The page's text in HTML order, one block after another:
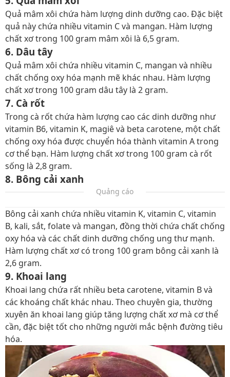
Quả mâm xôi chứa hàm lượng dinh dưỡng cao. Đặc biệt
quả này chứa nhiều vitamin C và mangan. Hàm lượng
chất xơ trong 100 gram mâm xôi là 6,5 gram.
6. Dâu tây
Quả mâm xôi chứa nhiều vitamin C, mangan và nhiều
chất chống oxy hóa mạnh mẽ khác nhau. Hàm lượng
chất xơ trong 100 gram dâu tây là 2 gram.
7. Cà rốt
Trong cà rốt chứa hàm lượng cao các dinh dưỡng như
vitamin B6, vitamin K, magiê và beta carotene, một chất
chống oxy hóa được chuyển hóa thành vitamin A trong
cơ thể bạn. Hàm lượng chất xơ trong 100 gram cà rốt
sống là 2,8 gram.
8. Bông cải xanh
Quảng cáo
Bông cải xanh chứa nhiều vitamin K, vitamin C, vitamin
B, kali, sắt, folate và mangan, đồng thời chứa chất chống
oxy hóa và các chất dinh dưỡng chống ung thư mạnh.
Hàm lượng chất xơ có trong 100 gram bông cải xanh là
2,6 gram.
9. Khoai lang
Khoai lang chứa rất nhiều beta carotene, vitamin B và
các khoáng chất khác nhau. Theo chuyên gia, thường
xuyên ăn khoai lang giúp tăng lượng chất xơ mà cơ thể
cần, đặc biệt tốt cho những người mắc bệnh đường tiêu
hóa.